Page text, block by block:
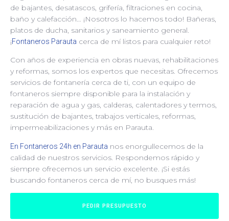
de bajantes, desatascos, grifería, filtraciones en cocina,
baño y calefacción… ¡Nosotros lo hacemos todo! Bañeras,
platos de ducha, sanitarios y saneamiento general.
¡Fontaneros Parauta cerca de mí listos para cualquier reto!
Con años de experiencia en obras nuevas, rehabilitaciones
y reformas, somos los expertos que necesitas. Ofrecemos
servicios de fontanería cerca de ti, con un equipo de
fontaneros siempre disponible para la instalación y
reparación de agua y gas, calderas, calentadores y termos,
sustitución de bajantes, trabajos verticales, reformas,
impermeabilizaciones y más en Parauta.
En Fontaneros 24h en Parauta nos enorgullecemos de la
calidad de nuestros servicios. Respondemos rápido y
siempre ofrecemos un servicio excelente. ¡Si estás
buscando fontaneros cerca de mí, no busques más!
PEDIR PRESUPUESTO